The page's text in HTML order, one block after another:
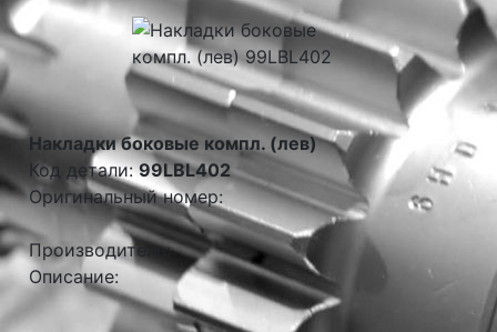
Накладки боковые компл. (лев)
Код детали:99LBL402
Оригинальный номер:
Производитель:
Описание: